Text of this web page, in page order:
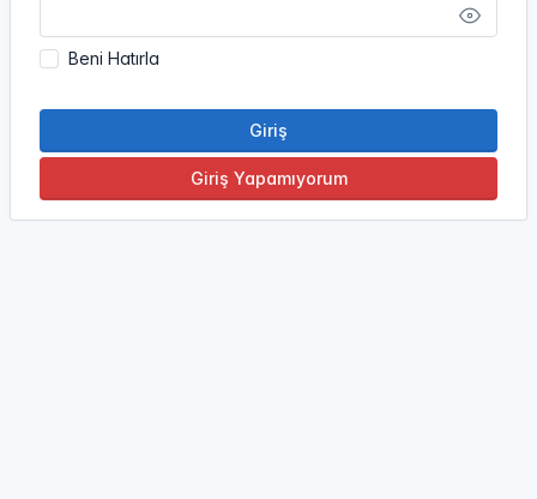
Beni Hatırla
Giriş
Giriş Yapamıyorum